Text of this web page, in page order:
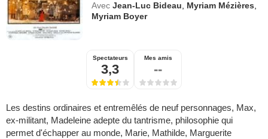
Avec Jean-Luc Bideau Myriam Mézières
Myriam Boyer
Spectateurs
3,3
Mes amis
--
Les destins ordinaires et entremêlés de neuf personnages, Max,
ex-militant, Madeleine adepte du tantrisme, philosophie qui
permet d'échapper au monde, Marie, Mathilde, Marguerite